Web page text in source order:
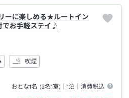
ーに楽しめる★ルートイン
お手軽ステイ♪
喫煙
おとな1名 (2名1室)｜1泊 ｜消費税込